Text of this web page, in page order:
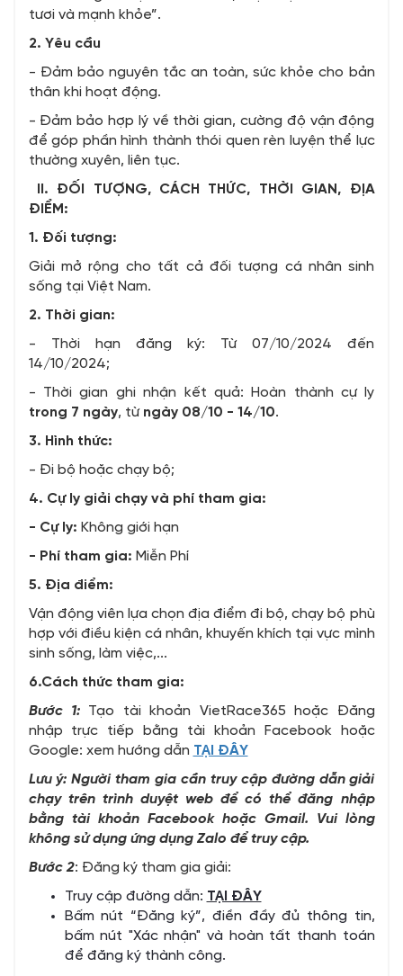
tươi và mạnh khỏe”.
2. Yêu cầu
- Đảm bảo nguyên tắc an toàn, sức khỏe cho bản
thân khi hoạt động.
- Đảm bảo hợp lý về thời gian, cường độ vận động
để góp phần hình thành thói quen rèn luyện thể lực
thường xuyên, liên tục.
II. ĐỐI TƯỢNG, CÁCH THỨC, THỜI GIAN, ĐỊA
ĐIỂM:
1. Đối tượng:
Giải mở rộng cho tất cả đối tượng cá nhân sinh
sống tại Việt Nam.
2. Thời gian:
- Thời hạn đăng ký: Từ 07/10/2024 đến
14/10/2024;
- Thời gian ghi nhận kết quả: Hoàn thành cự ly
trong 7 ngày, từ ngày 08/10 - 14/10.
3. Hình thức:
- Đi bộ hoặc chạy bộ;
4. Cự ly giải chạy và phí tham gia:
- Cự ly: Không giới hạn
- Phí tham gia: Miễn Phí
5. Địa điểm:
Vận động viên lựa chọn địa điểm đi bộ, chạy bộ phù
hợp với điều kiện cá nhân, khuyến khích tại vực mình
sinh sống, làm việc,...
6.Cách thức tham gia:
Bước 1: Tạo tài khoản VietRace365 hoặc Đăng
nhập trực tiếp bằng tài khoản Facebook hoặc
Google: xem hướng dẫn TẠI ĐÂY
Lưu ý: Người tham gia cần truy cập đường dẫn giải
chạy trên trình duyệt web để có thể đăng nhập
bằng tài khoản Facebook hoặc Gmail. Vui lòng
không sử dụng ứng dụng Zalo để truy cập.
Bước 2: Đăng ký tham gia giải:
Truy cập đường dẫn: TẠI ĐÂY
Bấm nút “Đăng ký”, điền đầy đủ thông tin,
bấm nút "Xác nhận" và hoàn tất thanh toán
để đăng ký thành công.